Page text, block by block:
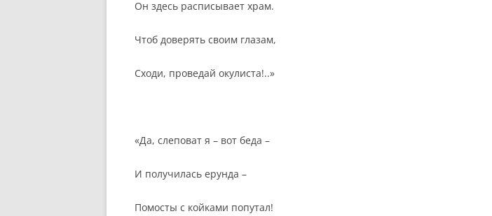
Он здесь расписывает храм.
Чтоб доверять своим глазам,
Сходи, проведай окулиста!..»
«Да, слеповат я – вот беда –
И получилась ерунда –
Помосты с койками попутал!